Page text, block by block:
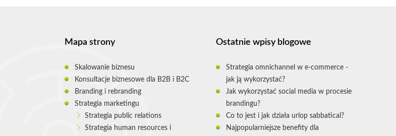
Mapa strony
Skalowanie biznesu
Konsultacje biznesowe dla B2B i B2C
Branding i rebranding
Strategia marketingu
Strategia public relations
Strategia human resources i
Ostatnie wpisy blogowe
Strategia omnichannel w e-commerce -
jak ją wykorzystać?
Jak wykorzystać social media w procesie
brandingu?
Co to jest i jak działa urlop sabbatical?
Najpopularniejsze benefity dla